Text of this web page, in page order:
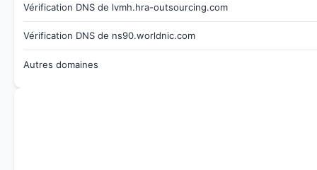
Vérification DNS de lvmh.hra-outsourcing.com
Vérification DNS de ns90.worldnic.com
Autres domaines